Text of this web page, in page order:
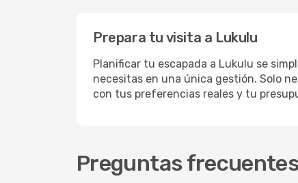
Prepara tu visita a Lukulu
Planificar tu escapada a Lukulu se
necesitas en una única gestión. Solo
con tus preferencias reales y tu
Preguntas